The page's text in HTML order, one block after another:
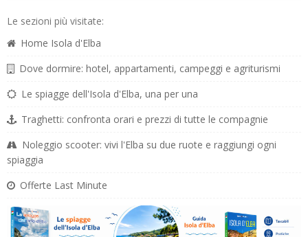
Le sezioni più visitate:
Home Isola d'Elba
Dove dormire: hotel, appartamenti, campeggi e agriturismi
Le spiagge dell'Isola d'Elba, una per una
Traghetti: confronta orari e prezzi di tutte le compagnie
Noleggio scooter: vivi l'Elba su due ruote e raggiungi ogni
spiaggia
Offerte Last Minute